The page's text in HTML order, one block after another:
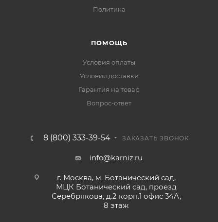
Политика
ПОМОЩЬ
Условия оплаты
Условия доставки
Гарантия на товар
Вопрос-ответ
8 (800) 333-39-54 ЗАКАЗАТЬ ЗВОНОК
info@karniz.ru
г. Москва, м. Ботанический сад,
МЦК Ботанический сад, проезд
Серебрякова, д.2 корп.1 офис 34А,
8 этаж